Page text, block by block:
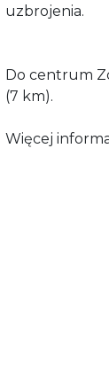
uzbrojenia.
Do centrum
(7 km).
Więcej